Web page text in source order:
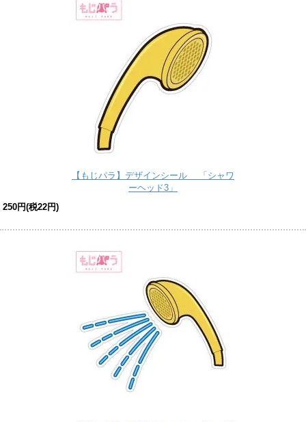
【もじパラ】デザインシール 「シャワ
ーヘッド3」
250円(税22円)